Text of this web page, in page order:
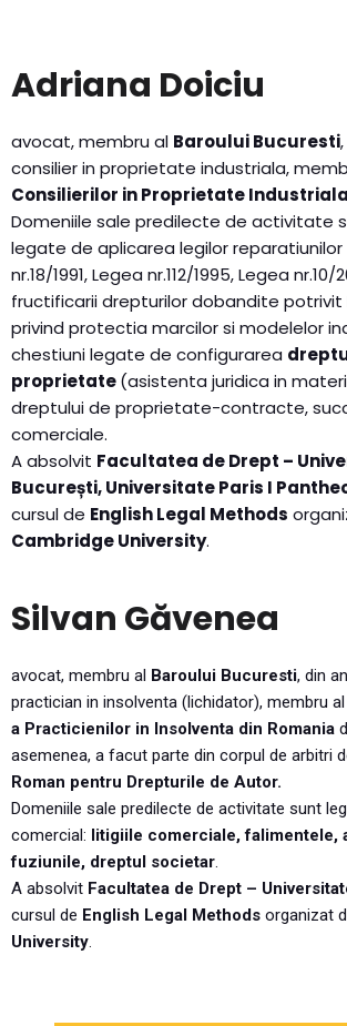
Adriana Doiciu
avocat, membru al Baroului Bucuresti
consilier in proprietate industriala,
Consilierilor in Proprietate Industriala
Domeniile sale predilecte de activitate
legate de aplicarea legilor reparatiunilor
nr.18/1991, Legea nr.112/1995, Legea
fructificarii drepturilor dobandite potrivit
privind protectia marcilor si modelelor
chestiuni legate de configurarea
proprietate(asistenta juridica in
dreptului de proprietate-contracte,
comerciale.
A absolvit Facultatea de Drept –
București, Universitate Paris I
cursul de English Legal Methods
Cambridge University.
Silvan Găvenea
avocat, membru al Baroului Bucuresti, din
practician in insolventa (lichidator), membru al
a Practicienilor in Insolventa din Romania
asemenea, a facut parte din corpul de arbitri
Roman pentru Drepturile de Autor.
Domeniile sale predilecte de activitate sunt
comercial: litigiile comerciale, falimentele,
fuziunile, dreptul societar
A absolvit Facultatea de Drept –
cursul de English Legal Methods organizat
University